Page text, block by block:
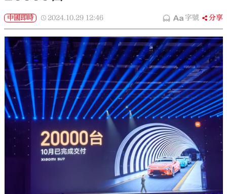
中國即時 2024.10.29 12:46 字號 分享